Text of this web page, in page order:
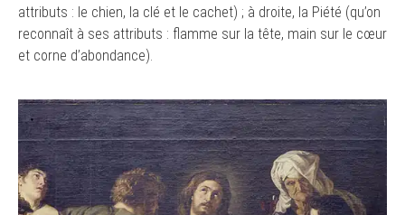
attributs : le chien, la clé et le cachet) ; à droite, la Piété (qu’on
reconnaît à ses attributs : flamme sur la tête, main sur le cœur
et corne d’abondance).